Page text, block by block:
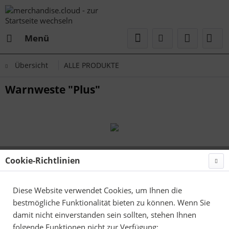
Menü
Übersicht ALLE PRODUKTE
Warnweste "Plus"
Cookie-Richtlinien
Diese Website verwendet Cookies, um Ihnen die
bestmögliche Funktionalität bieten zu können. Wenn Sie
damit nicht einverstanden sein sollten, stehen Ihnen
folgende Funktionen nicht zur Verfügung: